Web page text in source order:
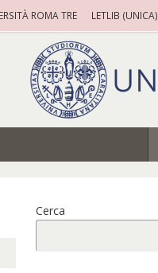
ROMA TRE LETLIB (UNICA)
Cerca